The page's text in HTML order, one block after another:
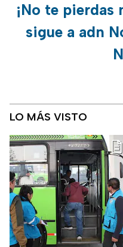
¡No te
sigue a adn
LO MÁS VISTO